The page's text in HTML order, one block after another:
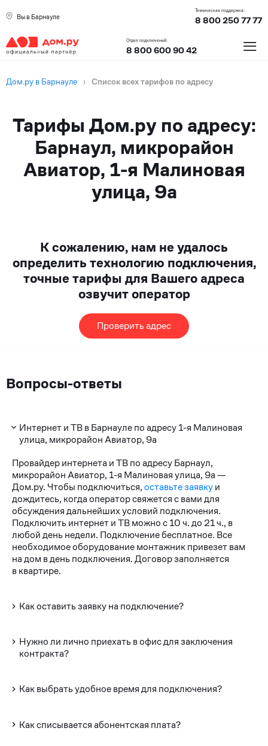
Вы в Барнауле
Техническая поддержка:
8 800 250 77 77
Отдел подключений:
8 800 600 90 42 ≡
Дом.ру в Барнауле › Список всех тарифов по адресу
Тарифы Дом.ру по адресу:
Барнаул, микрорайон
Авиатор, 1-я Малиновая
улица, 9а
К сожалению, нам не удалось
определить технологию подключения,
точные тарифы для Вашего адреса
озвучит оператор
Проверить адрес
Вопросы-ответы
Интернет и ТВ в Барнауле по адресу 1-я Малиновая
улица, микрорайон Авиатор, 9а
Провайдер интернета и ТВ по адресу Барнаул,
микрорайон Авиатор, 1-я Малиновая улица, 9а —
Дом.ру. Чтобы подключиться,оставьте заявкуи
дождитесь, когда оператор свяжется с вами для
обсуждения дальнейших условий подключения.
Подключить интернет и ТВ можно с 10 ч. до 21 ч., в
любой день недели. Подключение бесплатное. Все
необходимое оборудование монтажник привезет вам
на дом в день подключения. Договор заполняется
в квартире.
Как оставить заявку на подключение?
Нужно ли лично приехать в офис для заключения
контракта?
Как выбрать удобное время для подключения?
Как списывается абонентская плата?